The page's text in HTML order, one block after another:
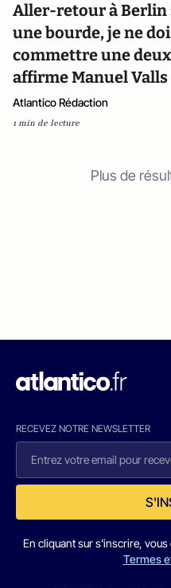
Aller-retour à Berlin
une bourde, je ne
commettre une
affirme Manuel Valls
Atlantico Rédaction
1 min de lecture
Plus de
RECEVEZ NOTRE NEWSLETTER
En cliquant sur s'inscrire,
Termes